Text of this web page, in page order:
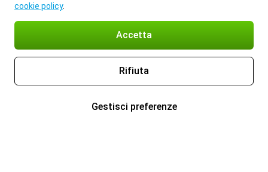
cookie policy.
Accetta
Rifiuta
Gestisci preferenze